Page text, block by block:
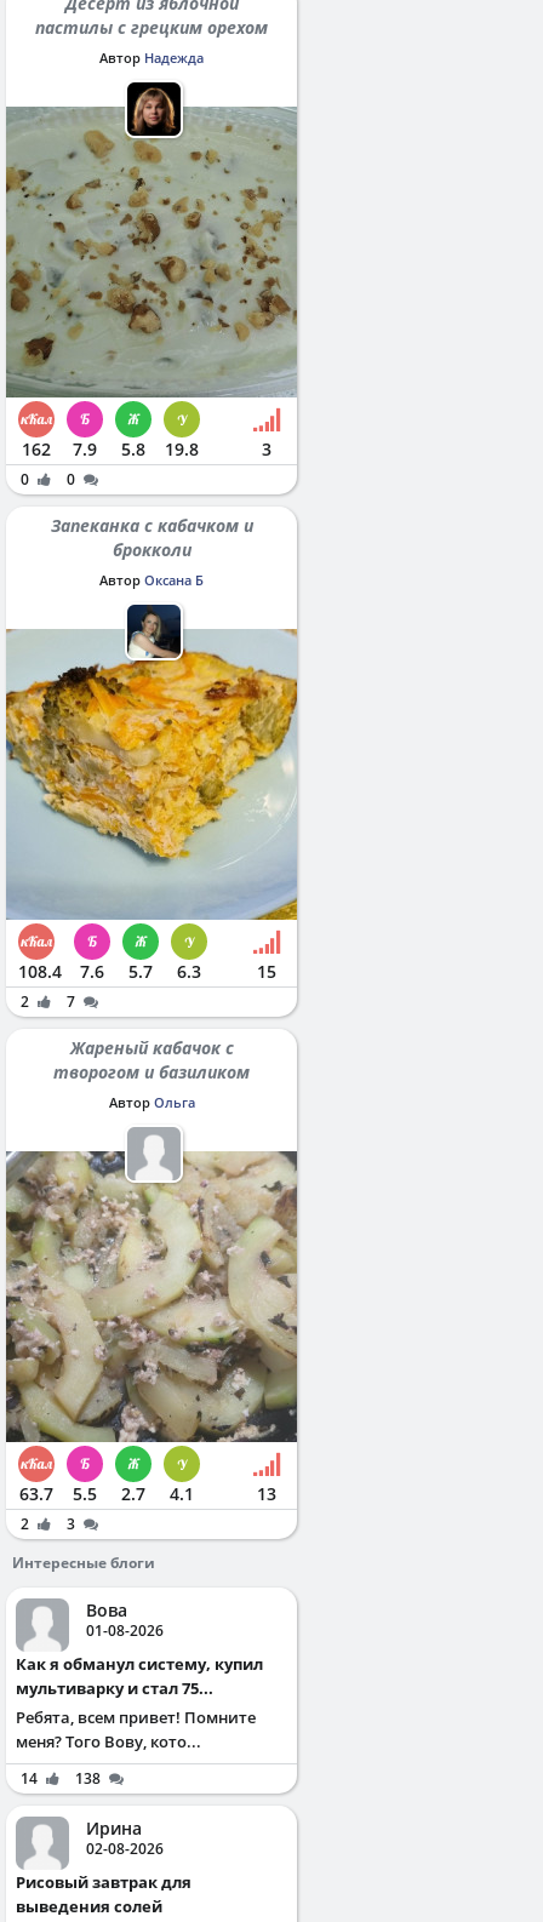
пастилы с грецким орехом
Автор Надежда
162 7.9 5.8 19.8 3
0 0
Запеканка с кабачком и
брокколи
Автор Оксана Б
108.4 7.6 5.7 6.3 15
2 7
Жареный кабачок с
творогом и базиликом
Автор Ольга
63.7 5.5 2.7 4.1 13
2
3
Интересные блоги
Вова
01-08-2026
Как я обманул систему, купил
мультиварку и стал 75...
Ребята, всем привет! Помните
меня? Того Вову, кото...
14 138
Ирина
02-08-2026
Рисовый завтрак для
выведения солей